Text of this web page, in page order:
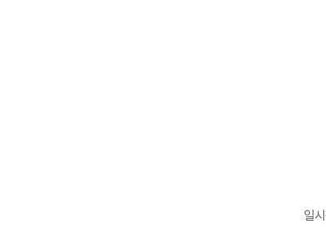
일